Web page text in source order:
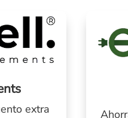
extra